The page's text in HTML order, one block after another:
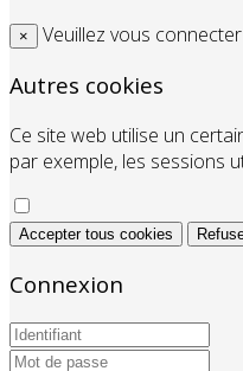
× Veuillez vous
Autres cookies
Ce site web utilise un
par exemple, les sessions
Accepter tous cookies
Connexion